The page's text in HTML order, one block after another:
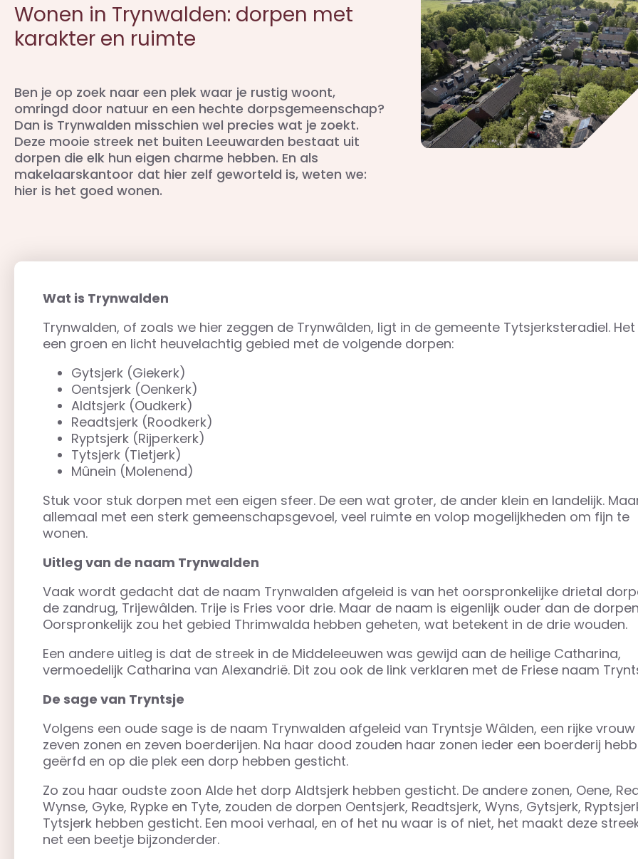
Wonen in Trynwalden: dorpen met
karakter en ruimte
Ben je op zoek naar een plek waar je rustig woont,
omringd door natuur en een hechte dorpsgemeenschap?
Dan is Trynwalden misschien wel precies wat je zoekt.
Deze mooie streek net buiten Leeuwarden bestaat uit
dorpen die elk hun eigen charme hebben. En als
makelaarskantoor dat hier zelf geworteld is, weten we:
hier is het goed wonen.
Wat is Trynwalden
Trynwalden, of zoals we hier zeggen de Trynwâlden, ligt in de gemeente Tytsjerksteradiel. Het
een groen en licht heuvelachtig gebied met de volgende dorpen:
Gytsjerk (Giekerk)
Oentsjerk (Oenkerk)
Aldtsjerk (Oudkerk)
Readtsjerk (Roodkerk)
Ryptsjerk (Rijperkerk)
Tytsjerk (Tietjerk)
Mûnein (Molenend)
Stuk voor stuk dorpen met een eigen sfeer. De een wat groter, de ander klein en landelijk.
allemaal met een sterk gemeenschapsgevoel, veel ruimte en volop mogelijkheden om fijn te
wonen.
Uitleg van de naam Trynwalden
Vaak wordt gedacht dat de naam Trynwalden afgeleid is van het oorspronkelijke drietal
de zandrug, Trijewâlden. Trije is Fries voor drie. Maar de naam is eigenlijk ouder dan de
Oorspronkelijk zou het gebied Thrimwalda hebben geheten, wat betekent in de drie wouden.
Een andere uitleg is dat de streek in de Middeleeuwen was gewijd aan de heilige Catharina,
vermoedelijk Catharina van Alexandrië. Dit zou ook de link verklaren met de Friese naam
De sage van Tryntsje
Volgens een oude sage is de naam Trynwalden afgeleid van Tryntsje Wâlden, een rijke
zeven zonen en zeven boerderijen. Na haar dood zouden haar zonen ieder een boerderij
geërfd en op die plek een dorp hebben gesticht.
Zo zou haar oudste zoon Alde het dorp Aldtsjerk hebben gesticht. De andere zonen, Oene,
Wynse, Gyke, Rypke en Tyte, zouden de dorpen Oentsjerk, Readtsjerk, Wyns, Gytsjerk,
Tytsjerk hebben gesticht. Een mooi verhaal, en of het nu waar is of niet, het maakt deze
net een beetje bijzonderder.